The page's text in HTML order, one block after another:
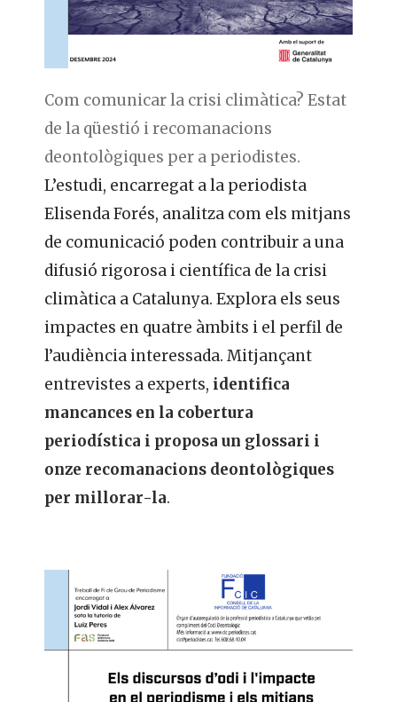
Com comunicar la crisi climàtica? Estat
de la qüestió i recomanacions
deontològiques per a periodistes.
L’estudi, encarregat a la periodista
Elisenda Forés, analitza com els mitjans
de comunicació poden contribuir a una
difusió rigorosa i científica de la crisi
climàtica a Catalunya. Explora els seus
impactes en quatre àmbits i el perfil de
l’audiència interessada. Mitjançant
entrevistes a experts, identifica
mancances en la cobertura
periodística i proposa un glossari i
onze recomanacions deontològiques
per millorar-la.